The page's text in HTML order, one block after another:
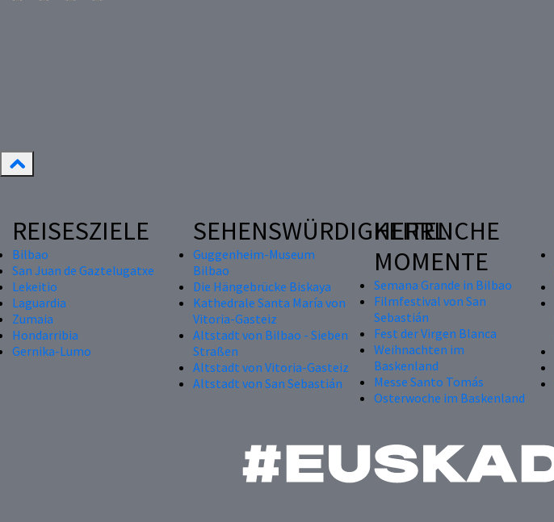
REISESZIELE
Bilbao
San Juan de Gaztelugatxe
Lekeitio
Laguardia
Zumaia
Hondarribia
Gernika-Lumo
SEHENSWÜRDIGKEITEN
Guggenheim-Museum
Bilbao
Die Hängebrücke Biskaya
Kathedrale Santa María von
Vitoria-Gasteiz
Altstadt von Bilbao - Sieben
Straßen
Altstadt von Vitoria-Gasteiz
Altstadt von San Sebastián
HERRLICHE
MOMENTE
Semana Grande in Bilbao
Filmfestival von San
Sebastián
Fest der Virgen Blanca
Weihnachten im
Baskenland
Messe Santo Tomás
Osterwoche im Baskenland